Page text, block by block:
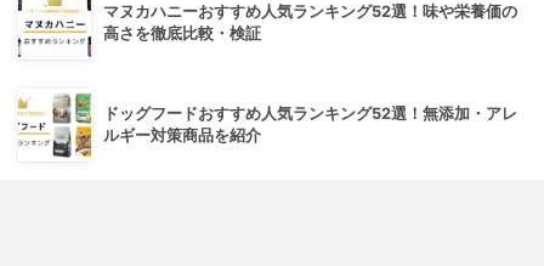
マヌカハニーおすすめ人気ランキング52選！味や栄養価の
高さを徹底比較・検証
ドッグフードおすすめ人気ランキング52選！無添加・アレ
ルギー対策商品を紹介